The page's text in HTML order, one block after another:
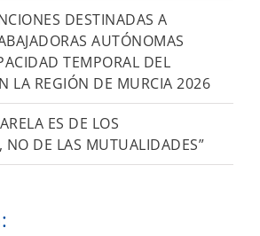
DESTINADAS A
AUTÓNOMAS
TEMPORAL DEL
LA REGIÓN DE MURCIA 2026
ES DE LOS
NO DE LAS MUTUALIDADES”